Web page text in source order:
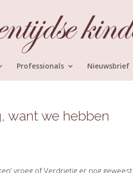
Professionals Nieuwsbrief
want we hebben
vroeg of Verdrietig er nog geweest